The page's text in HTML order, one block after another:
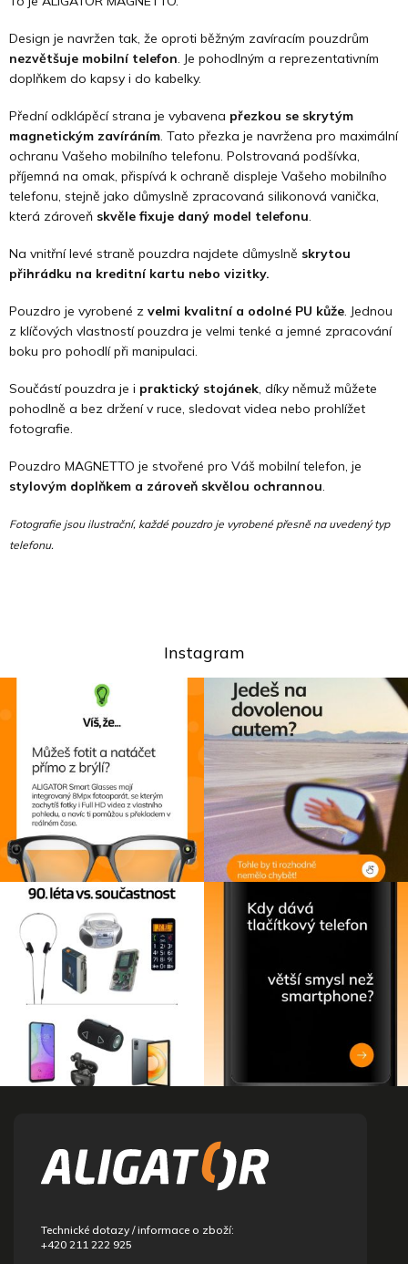
Design je navržen tak, že oproti běžným zavíracím pouzdrům
nezvětšuje mobilní telefon. Je pohodlným a reprezentativním
doplňkem do kapsy i do kabelky.
Přední odklápěcí strana je vybavena přezkou se skrytým
magnetickým zavíráním. Tato přezka je navržena pro maximální
ochranu Vašeho mobilního telefonu. Polstrovaná podšívka,
příjemná na omak, přispívá k ochraně displeje Vašeho mobilního
telefonu, stejně jako důmyslně zpracovaná silikonová vanička,
která zároveň skvěle fixuje daný model telefonu.
Na vnitřní levé straně pouzdra najdete důmyslně skrytou
přihrádku na kreditní kartu nebo vizitky.
Pouzdro je vyrobené z velmi kvalitní a odolné PU kůže. Jednou
z klíčových vlastností pouzdra je velmi tenké a jemné zpracování
boku pro pohodlí při manipulaci.
Součástí pouzdra je i praktický stojánek, díky němuž můžete
pohodlně a bez držení v ruce, sledovat videa nebo prohlížet
fotografie.
Pouzdro MAGNETTO je stvořené pro Váš mobilní telefon, je
stylovým doplňkem a zároveň skvělou ochrannou.
Fotografie jsou ilustrační, každé pouzdro je vyrobené přesně na uvedený typ
telefonu.
Instagram
Technické dotazy / informace o zboží:
+420 211 222 925